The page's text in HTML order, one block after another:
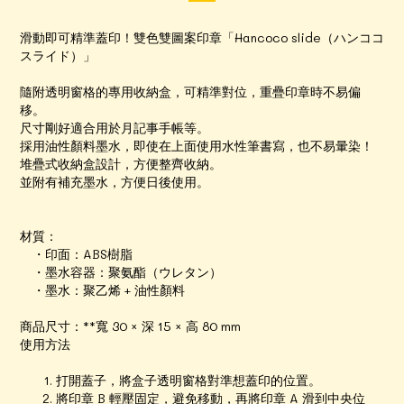
滑動即可精準蓋印！雙色雙圖案印章「Hancoco slide（ハンココ
スライド）」
隨附透明窗格的專用收納盒，可精準對位，重疊印章時不易偏
移。
尺寸剛好適合用於月記事手帳等。
採用油性顏料墨水，即使在上面使用水性筆書寫，也不易暈染！
堆疊式收納盒設計，方便整齊收納。
並附有補充墨水，方便日後使用。
材質：
・印面：ABS樹脂
・墨水容器：聚氨酯（ウレタン）
・墨水：聚乙烯 + 油性顏料
商品尺寸：**寬 30 × 深 15 × 高 80 mm
使用方法
打開蓋子，將盒子透明窗格對準想蓋印的位置。
將印章 B 輕壓固定，避免移動，再將印章 A 滑到中央位